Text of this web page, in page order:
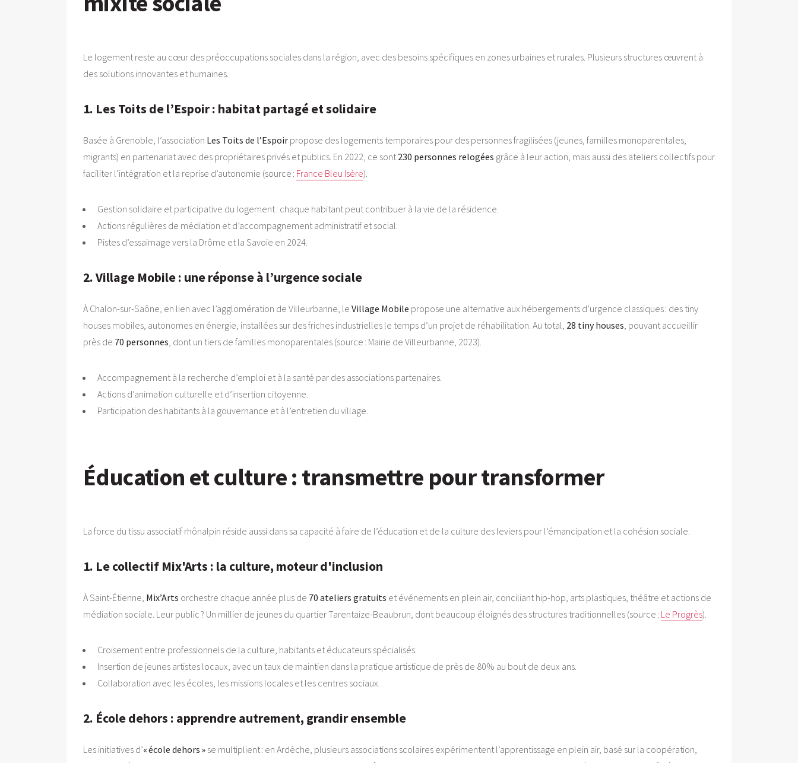
Le logement reste au cœur des préoccupations sociales dans la région, avec des besoins spécifiques en zones urbaines et rurales. Plusieurs structures œuvrent à
des solutions innovantes et humaines.
1. Les Toits de l’Espoir : habitat partagé et solidaire
Basée à Grenoble, l’association Les Toits de l’Espoir propose des logements temporaires pour des personnes fragilisées (jeunes, familles monoparentales,
migrants) en partenariat avec des propriétaires privés et publics. En 2022, ce sont230 personnes relogées grâce à leur action, mais aussi des ateliers collectifs pour
faciliter l’intégration et la reprise d’autonomie (source : France Bleu Isère).
Gestion solidaire et participative du logement : chaque habitant peut contribuer à la vie de la résidence.
Actions régulières de médiation et d’accompagnement administratif et social.
Pistes d’essaimage vers la Drôme et la Savoie en 2024.
2. Village Mobile : une réponse à l’urgence sociale
À Chalon-sur-Saône, en lien avec l’agglomération de Villeurbanne, le Village Mobile propose une alternative aux hébergements d’urgence classiques : des tiny
houses mobiles, autonomes en énergie, installées sur des friches industrielles le temps d’un projet de réhabilitation. Au total, 28 tiny houses, pouvant accueillir
près de 70 personnes, dont un tiers de familles monoparentales (source : Mairie de Villeurbanne, 2023).
Accompagnement à la recherche d’emploi et à la santé par des associations partenaires.
Actions d’animation culturelle et d’insertion citoyenne.
Participation des habitants à la gouvernance et à l’entretien du village.
Éducation et culture : transmettre pour transformer
La force du tissu associatif rhônalpin réside aussi dans sa capacité à faire de l’éducation et de la culture des leviers pour l’émancipation et la cohésion sociale.
1. Le collectif Mix'Arts : la culture, moteur d'inclusion
À Saint-Étienne, Mix’Arts orchestre chaque année plus de 70 ateliers gratuits et événements en plein air, conciliant hip-hop, arts plastiques, théâtre et actions de
médiation sociale. Leur public ? Un millier de jeunes du quartier Tarentaize-Beaubrun, dont beaucoup éloignés des structures traditionnelles (source : Le Progrès).
Croisement entre professionnels de la culture, habitants et éducateurs spécialisés.
Insertion de jeunes artistes locaux, avec un taux de maintien dans la pratique artistique de près de 80% au bout de deux ans.
Collaboration avec les écoles, les missions locales et les centres sociaux.
2. École dehors : apprendre autrement, grandir ensemble
Les initiatives d’« école dehors » se multiplient : en Ardèche, plusieurs associations scolaires expérimentent l’apprentissage en plein air, basé sur la coopération,